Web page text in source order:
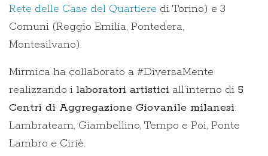
Rete delle Case del Quartiere di Torino) e 3
Comuni (Reggio Emilia, Pontedera,
Montesilvano).
Mirmica ha collaborato a #DiversaMente
realizzando i laboratori artistici all’interno di 5
Centri di Aggregazione Giovanile milanesi:
Lambrateam, Giambellino, Tempo e Poi, Ponte
Lambro e Ciriè.